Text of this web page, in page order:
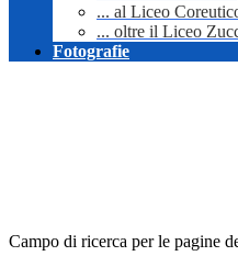
... al Liceo
... oltre il Liceo
Fotografie
Campo di ricerca per le pagine